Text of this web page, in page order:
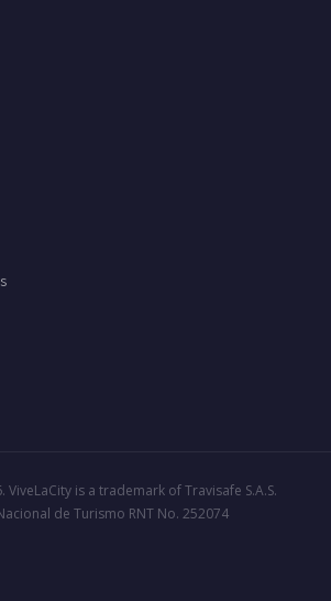
is a trademark of Travisafe S.A.S.
de Turismo RNT No. 252074